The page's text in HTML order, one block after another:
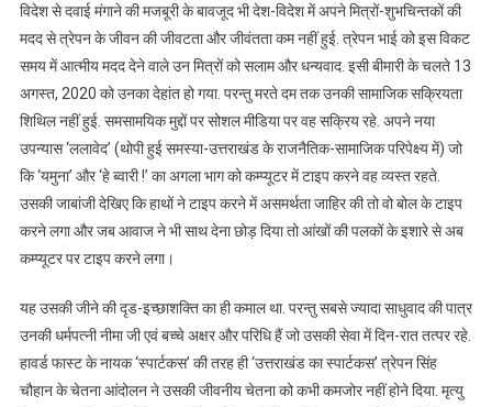
विदेश से दवाई मंगाने की मजबूरी के बावजूद भी देश-विदेश में अपने मित्रों-शुभचिन्तकों की
मदद से त्रेपन के जीवन की जीवटता और जीवंतता कम नहीं हुई. त्रेपन भाई को इस विकट
समय में आत्मीय मदद देने वाले उन मित्रों को सलाम और धन्यवाद. इसी बीमारी के चलते 13
अगस्त, 2020 को उनका देहांत हो गया. परन्तु मरते दम तक उनकी सामाजिक सक्रियता
शिथिल नहीं हुई. समसामयिक मुद्दों पर सोशल मीडिया पर वह सक्रिय रहे. अपने नया
उपन्यास ‘ललावेद’ (थोपी हुई समस्या-उत्तराखंड के राजनैतिक-सामाजिक परिपेक्ष्य में) जो
कि ‘यमुना’ और ‘हे ब्वारी !’ का अगला भाग को कम्प्यूटर में टाइप करने वह व्यस्त रहते.
उसकी जाबांजी देखिए कि हाथों ने टाइप करने में असमर्थता जाहिर की तो वो बोल के टाइप
करने लगा और जब आवाज ने भी साथ देना छोड़ दिया तो आंखों की पलकों के इशारे से अब
कम्प्यूटर पर टाइप करने लगा।
यह उसकी जीने की दृड-इच्छाशक्ति का ही कमाल था. परन्तु सबसे ज्यादा साधुवाद की पात्र
उनकी धर्मपत्नी नीमा जी एवं बच्चे अक्षर और परिधि हैं जो उसकी सेवा में दिन-रात तत्पर रहे.
हावर्ड फास्ट के नायक ‘स्पार्टकस’ की तरह ही ‘उत्तराखंड का स्पार्टकस’ त्रेपन सिंह
चौहान के चेतना आंदोलन ने उसकी जीवनीय चेतना को कभी कमजोर नहीं होने दिया. मृत्यु